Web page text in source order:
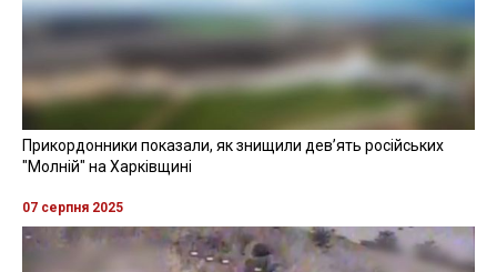
Прикордонники показали, як знищили девʼять російських
"Молній" на Харківщині
07 серпня 2025